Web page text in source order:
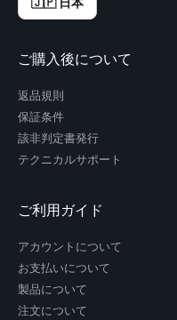
ご購入後について
返品規則
保証条件
該非判定書発行
テクニカルサポート
ご利用ガイド
アカウントについて
お支払いについて
製品について
注文について